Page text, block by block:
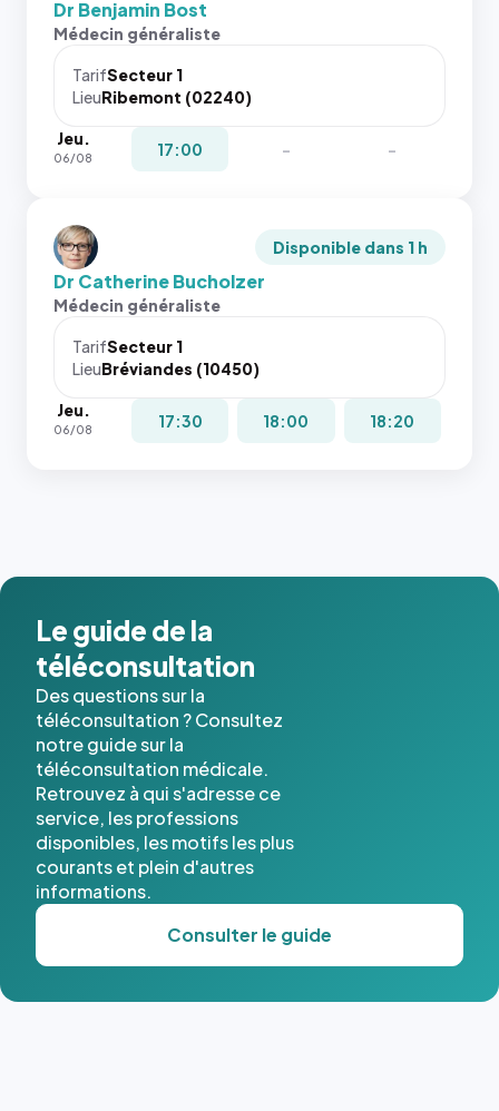
Dr Benjamin Bost
Médecin généraliste
TarifSecteur 1
LieuRibemont (02240)
Jeu.
06/08 17:00 - -
Disponible dans 1 h
Dr Catherine Bucholzer
Médecin généraliste
TarifSecteur 1
LieuBréviandes (10450)
Jeu.
06/08 17:30 18:00 18:20
Le guide de la
téléconsultation
Des questions sur la
téléconsultation ? Consultez
notre guide sur la
téléconsultation médicale.
Retrouvez à qui s'adresse ce
service, les professions
disponibles, les motifs les plus
courants et plein d'autres
informations.
Consulter le guide